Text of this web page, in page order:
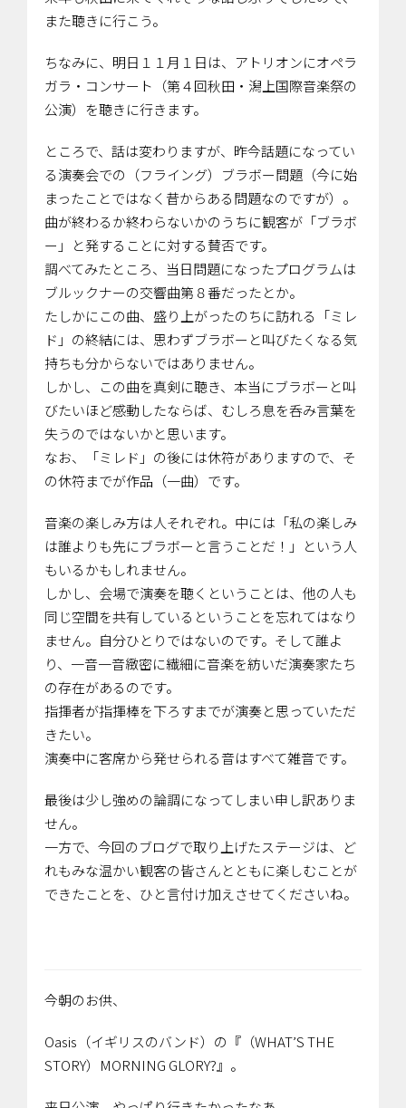
また聴きに行こう。
ちなみに、明日１１月１日は、アトリオンにオペラ
ガラ・コンサート（第４回秋田・潟上国際音楽祭の
公演）を聴きに行きます。
ところで、話は変わりますが、昨今話題になってい
る演奏会での（フライング）ブラボー問題（今に始
まったことではなく昔からある問題なのですが）。
曲が終わるか終わらないかのうちに観客が「ブラボ
ー」と発することに対する賛否です。
調べてみたところ、当日問題になったプログラムは
ブルックナーの交響曲第８番だったとか。
たしかにこの曲、盛り上がったのちに訪れる「ミレ
ド」の終結には、思わずブラボーと叫びたくなる気
持ちも分からないではありません。
しかし、この曲を真剣に聴き、本当にブラボーと叫
びたいほど感動したならば、むしろ息を呑み言葉を
失うのではないかと思います。
なお、「ミレド」の後には休符がありますので、そ
の休符までが作品（一曲）です。
音楽の楽しみ方は人それぞれ。中には「私の楽しみ
は誰よりも先にブラボーと言うことだ！」という人
もいるかもしれません。
しかし、会場で演奏を聴くということは、他の人も
同じ空間を共有しているということを忘れてはなり
ません。自分ひとりではないのです。そして誰よ
り、一音一音緻密に繊細に音楽を紡いだ演奏家たち
の存在があるのです。
指揮者が指揮棒を下ろすまでが演奏と思っていただ
きたい。
演奏中に客席から発せられる音はすべて雑音です。
最後は少し強めの論調になってしまい申し訳ありま
せん。
一方で、今回のブログで取り上げたステージは、ど
れもみな温かい観客の皆さんとともに楽しむことが
できたことを、ひと言付け加えさせてくださいね。
今朝のお供、
Oasis（イギリスのバンド）の『（WHAT’S THE
STORY）MORNING GLORY?』。